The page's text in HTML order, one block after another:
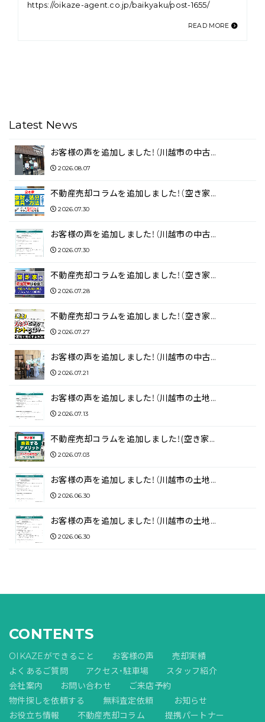
https://oikaze-agent.co.jp/baikyaku/post-1655/
READ MORE
Latest News
お客様の声を追加しました！（川越市の中古…
2026.08.07
不動産売却コラムを追加しました！（空き家…
2026.07.30
お客様の声を追加しました！（川越市の中古…
2026.07.30
不動産売却コラムを追加しました！（空き家…
2026.07.28
不動産売却コラムを追加しました！（空き家…
2026.07.27
お客様の声を追加しました！（川越市の中古…
2026.07.21
お客様の声を追加しました！（川越市の土地…
2026.07.13
不動産売却コラムを追加しました！(空き家…
2026.07.03
お客様の声を追加しました！（川越市の土地…
2026.06.30
お客様の声を追加しました！（川越市の土地…
2026.06.30
CONTENTS
OIKAZEができること お客様の声
売却実績
よくあるご質問
アクセス・駐車場
スタッフ紹介
会社案内
お問い合わせ
ご来店予約
物件探しを依頼する
無料査定依頼
お知らせ
お役立ち情報
不動産売却コラム 提携パートナー